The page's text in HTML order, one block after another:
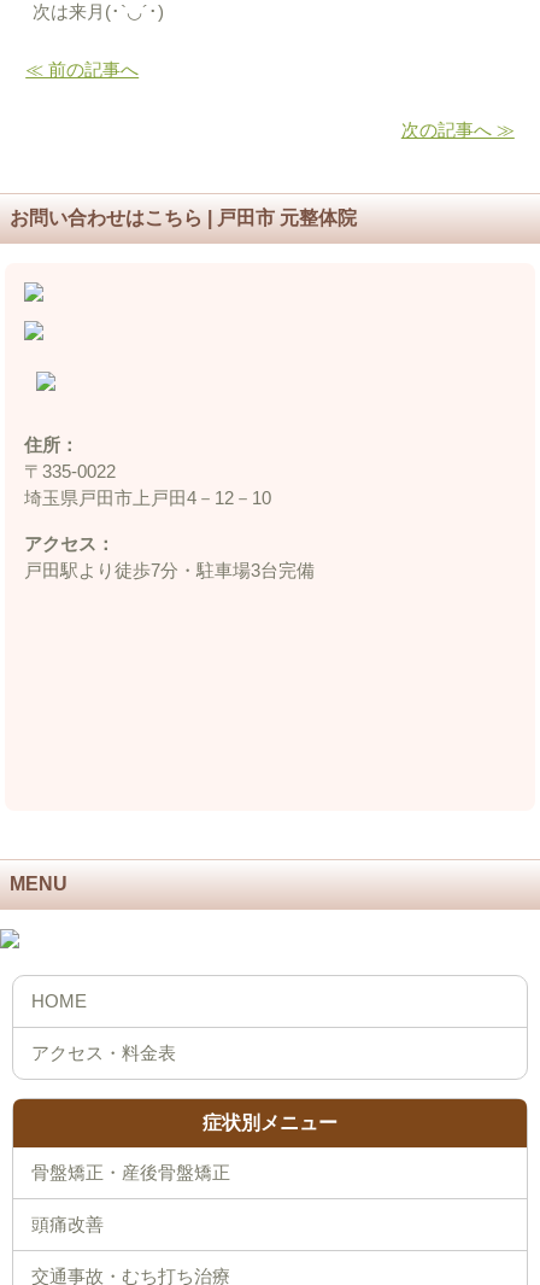
次は来月(･`◡´･)ゝ
≪ 前の記事へ
次の記事へ ≫
お問い合わせはこちら | 戸田市 元整体院
住所：
〒335‐0022
埼玉県戸田市上戸田4－12－10
アクセス：
戸田駅より徒歩7分・駐車場3台完備
MENU
症状別メニュー
骨盤矯正・産後骨盤矯正
頭痛改善
交通事故・むち打ち治療